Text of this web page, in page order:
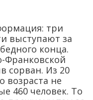
три
выступают за
конца.
Франковской
сорван. Из 20
не
460 человек. То